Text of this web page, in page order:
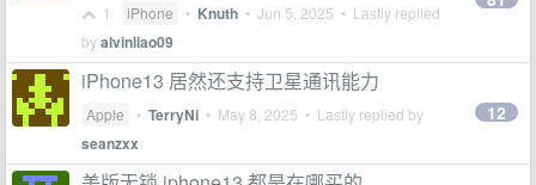
1 iPhone • Knuth • Jun 5, 2025 • Lastly replied
byalvinliao09
iPhone13 居然还支持卫星通讯能力
Apple • TerryNi • May 8, 2025 • Lastly replied by
seanzxx
12